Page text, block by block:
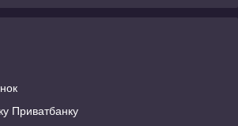
Приватбанку